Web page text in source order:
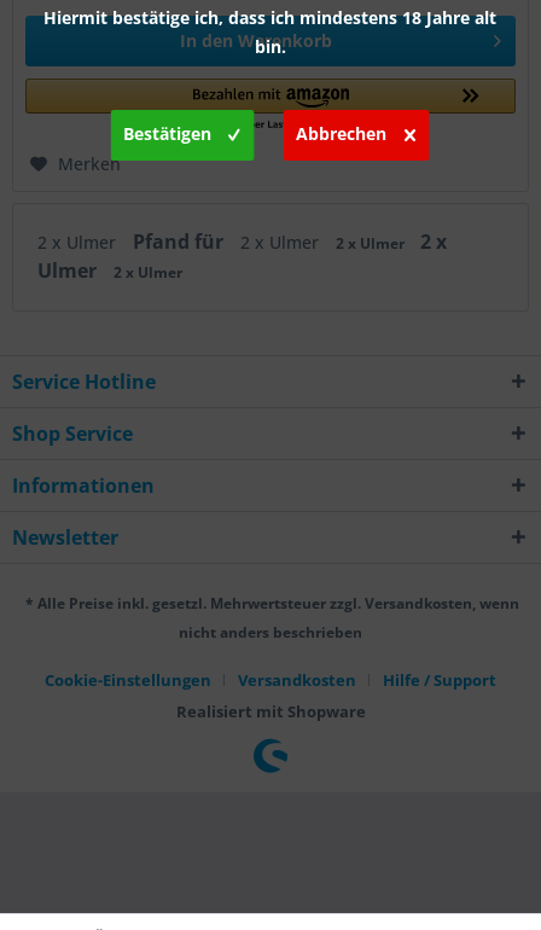
In den Warenkorb
Merken
2 x Ulmer Pfand für 2 x Ulmer 2 x Ulmer
2 x
Ulmer
2 x Ulmer
Service Hotline
Shop Service
Informationen
Newsletter
* Alle Preise inkl. gesetzl. Mehrwertsteuer zzgl. Versandkosten, wenn
nicht anders beschrieben
Cookie-Einstellungen Versandkosten
Hilfe / Support
Realisiert mit Shopware
Hiermit bestätige ich, dass ich mindestens 18 Jahre alt
bin.
Bestätigen Abbrechen